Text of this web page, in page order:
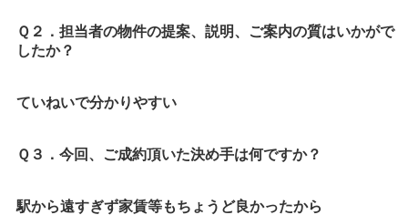
Ｑ２．担当者の物件の提案、説明、ご案内の質はいかがで
したか？
ていねいで分かりやすい
Ｑ３．今回、ご成約頂いた決め手は何ですか？
駅から遠すぎず家賃等もちょうど良かったから